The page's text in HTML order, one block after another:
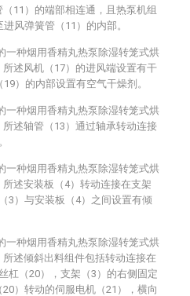
11）的端部相连通，且热泵机组
进风弹簧管（11）的内部。
一种烟用香精丸热泵除湿转笼式烘
述风机（17）的进风端设置有干
）的内部设置有空气干燥剂。
一种烟用香精丸热泵除湿转笼式烘
述轴管（13）通过轴承转动连接
一种烟用香精丸热泵除湿转笼式烘
述安装板（4）转动连接在支架
3）与安装板（4）之间设置有倾
一种烟用香精丸热泵除湿转笼式烘
述倾斜出料组件包括转动连接在
杠（20），支架（3）的右侧固定
）转动的伺服电机（21），横向